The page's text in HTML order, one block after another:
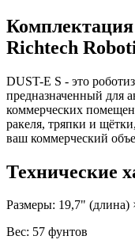
Комплектация
Richtech
DUST-E S - это
предназначенный для
коммерческих
ракеля, тряпки и
ваш коммерческий
Технические
Размеры: 19,7"
Вес: 57 фунтов